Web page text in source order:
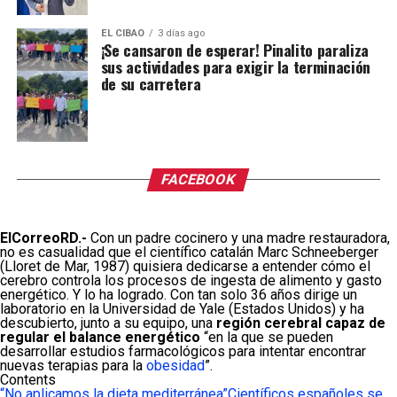
EL CIBAO 3 días ago
¡Se cansaron de esperar! Pinalito paraliza
sus actividades para exigir la terminación
de su carretera
FACEBOOK
ElCorreoRD.- Con un padre cocinero y una madre restauradora,
no es casualidad que el científico catalán Marc Schneeberger
(Lloret de Mar, 1987) quisiera dedicarse a entender cómo el
cerebro controla los procesos de ingesta de alimento y gasto
energético. Y lo ha logrado. Con tan solo 36 años dirige un
laboratorio en la Universidad de Yale (Estados Unidos) y ha
descubierto, junto a su equipo, una región cerebral capaz de
regular el balance energético “en la que se pueden
desarrollar estudios farmacológicos para intentar encontrar
nuevas terapias para la obesidad”.
Contents